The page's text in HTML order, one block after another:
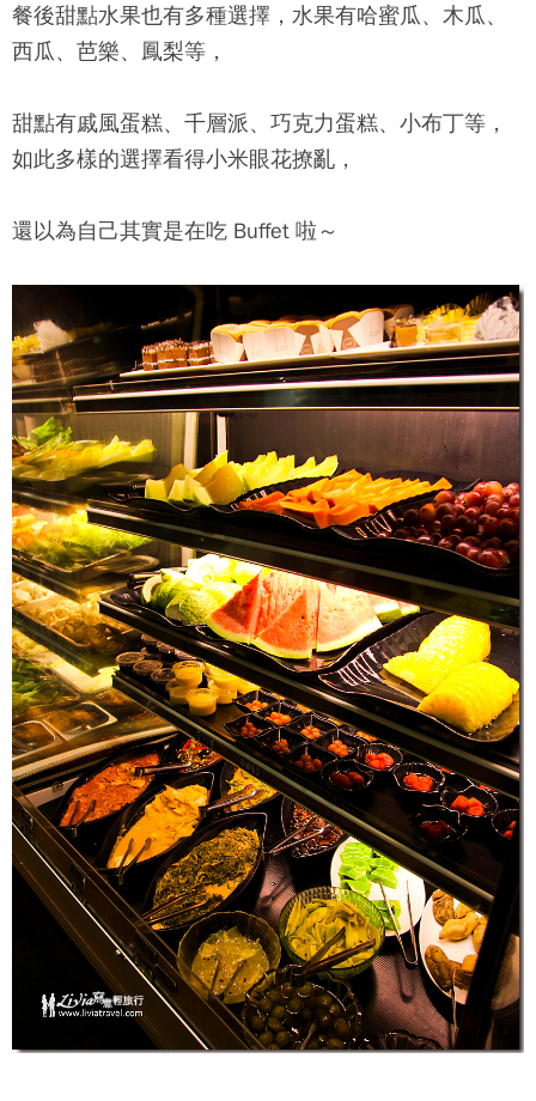
餐後甜點水果也有多種選擇，水果有哈蜜瓜、木瓜、
西瓜、芭樂、鳳梨等，
甜點有戚風蛋糕、千層派、巧克力蛋糕、小布丁等，
如此多樣的選擇看得小米眼花撩亂，
還以為自己其實是在吃 Buffet 啦～